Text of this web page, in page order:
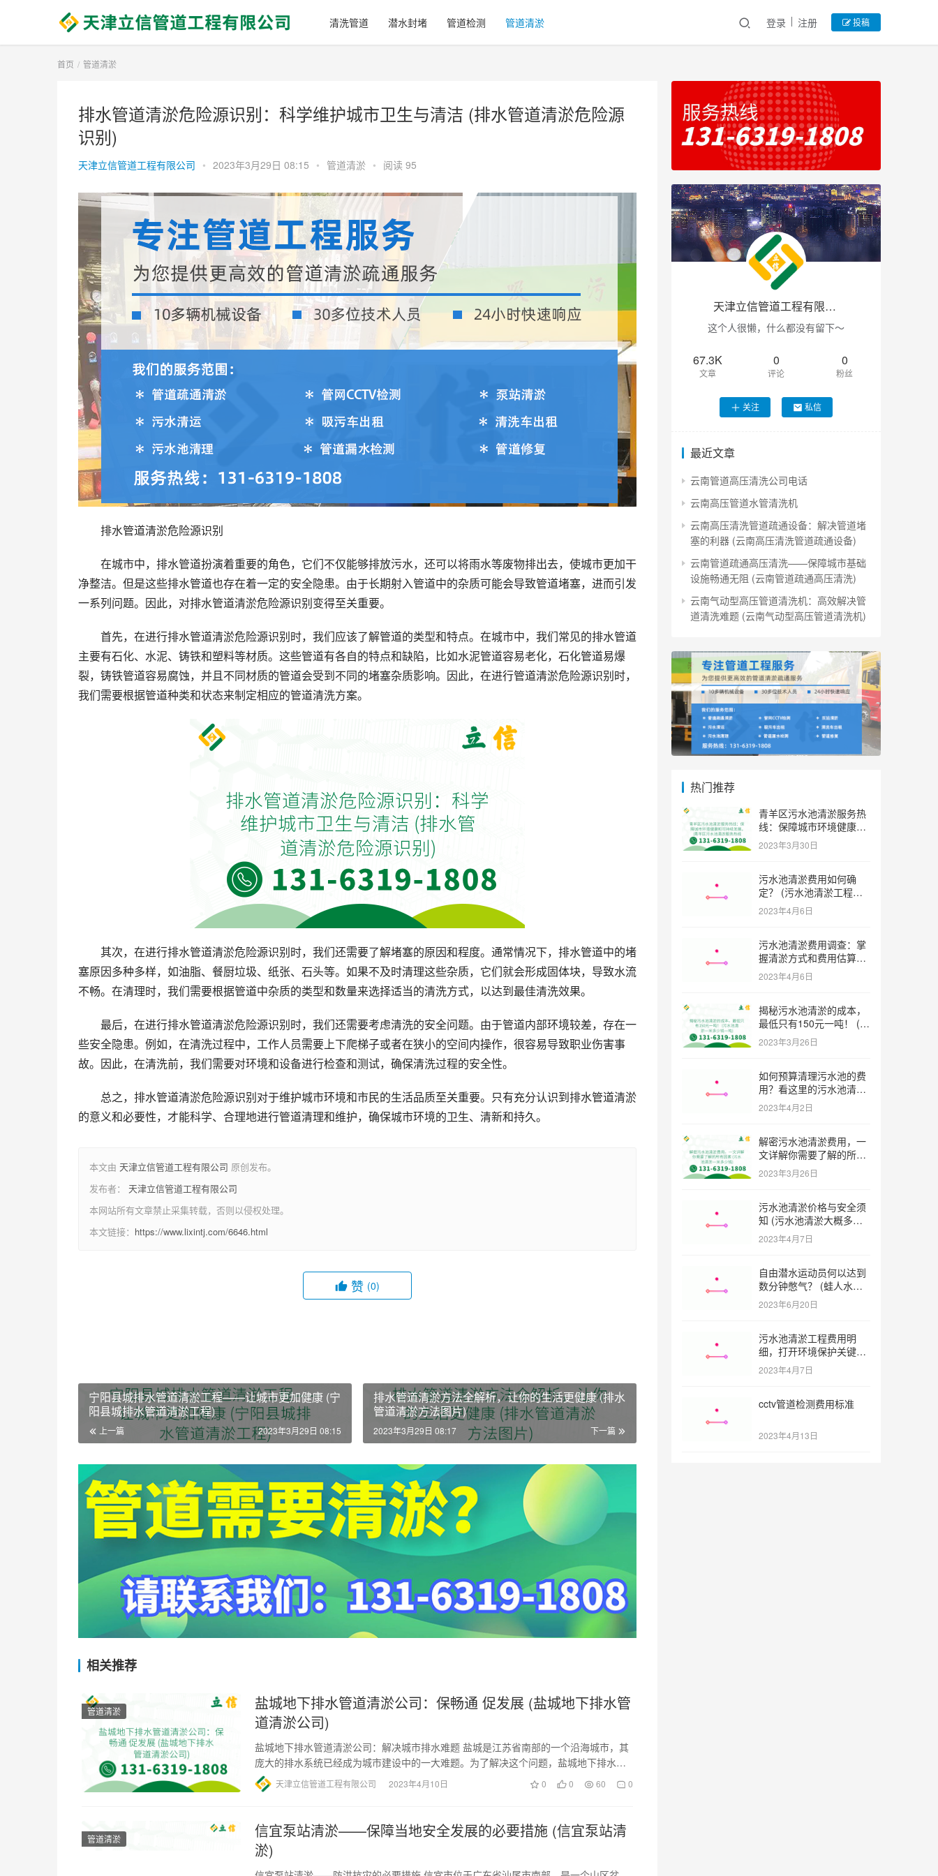
清洗管道 潜水封堵 管道检测 管道清淤 登录 注册 投稿
首页 管道清淤
排水管道清淤危险源识别：科学维护城市卫生与清洁 (排水管道清淤危险源
识别)
天津立信管道工程有限公司 • 2023年3月29日 08:15 • 管道清淤 • 阅读 95
排水管道清淤危险源识别
在城市中，排水管道扮演着重要的角色，它们不仅能够排放污水，还可以将雨水等废物排出去，使城市更加干
净整洁。但是这些排水管道也存在着一定的安全隐患。由于长期射入管道中的杂质可能会导致管道堵塞，进而引发
一系列问题。因此，对排水管道清淤危险源识别变得至关重要。
首先，在进行排水管道清淤危险源识别时，我们应该了解管道的类型和特点。在城市中，我们常见的排水管道
主要有石化、水泥、铸铁和塑料等材质。这些管道有各自的特点和缺陷，比如水泥管道容易老化，石化管道易爆
裂，铸铁管道容易腐蚀，并且不同材质的管道会受到不同的堵塞杂质影响。因此，在进行管道清淤危险源识别时，
我们需要根据管道种类和状态来制定相应的管道清洗方案。
其次，在进行排水管道清淤危险源识别时，我们还需要了解堵塞的原因和程度。通常情况下，排水管道中的堵
塞原因多种多样，如油脂、餐厨垃圾、纸张、石头等。如果不及时清理这些杂质，它们就会形成固体块，导致水流
不畅。在清理时，我们需要根据管道中杂质的类型和数量来选择适当的清洗方式，以达到最佳清洗效果。
最后，在进行排水管道清淤危险源识别时，我们还需要考虑清洗的安全问题。由于管道内部环境较差，存在一
些安全隐患。例如，在清洗过程中，工作人员需要上下爬梯子或者在狭小的空间内操作，很容易导致职业伤害事
故。因此，在清洗前，我们需要对环境和设备进行检查和测试，确保清洗过程的安全性。
总之，排水管道清淤危险源识别对于维护城市环境和市民的生活品质至关重要。只有充分认识到排水管道清淤
的意义和必要性，才能科学、合理地进行管道清理和维护，确保城市环境的卫生、清新和持久。
本文由 天津立信管道工程有限公司 原创发布。
发布者： 天津立信管道工程有限公司
本网站所有文章禁止采集转载，否则以侵权处理。
本文链接： https://www.lixintj.com/6646.html
赞 (0)
宁阳县城排水管道清淤工程——让城市更加健康 (宁
阳县城排水管道清淤工程)
上一篇 2023年3月29日 08:15
排水管道清淤方法全解析，让你的生活更健康 (排水
管道清淤方法图片)
下一篇
2023年3月29日 08:17
相关推荐
管道清淤
盐城地下排水管道清淤公司：保畅通 促发展 (盐城地下排水管
道清淤公司)
盐城地下排水管道清淤公司：解决城市排水难题 盐城是江苏省南部的一个沿海城市，其
庞大的排水系统已经成为城市建设中的一大难题。为了解决这个问题，盐城地下排水管
道清淤公司应运而生。 该公…
天津立信管道工程有限公司 2023年4月10日 0 0 60 0
管道清淤
信宜泵站清淤——保障当地安全发展的必要措施 (信宜泵站清
淤)
天津立信管道工程有限公司
这个人很懒，什么都没有留下～
67.3K
文章
0
评论
0
粉丝
关注 私信
最近文章
云南管道高压清洗公司电话
云南高压管道水管清洗机
云南高压清洗管道疏通设备：解决管道堵
塞的利器 (云南高压清洗管道疏通设备)
云南管道疏通高压清洗——保障城市基础
设施畅通无阻 (云南管道疏通高压清洗)
云南气动型高压管道清洗机：高效解决管
道清洗难题 (云南气动型高压管道清洗机)
热门推荐
青羊区污水池清淤服务热
线：保障城市环境健康和
可持续发展。 (青羊区污
水池清淤服务热线)
2023年3月30日
污水池清淤费用如何确
定？ (污水池清淤工程价
格多少)
2023年4月6日
污水池清淤费用调查：掌
握清淤方式和费用估算技
巧 (污水池清淤多少钱一
方米)
2023年4月6日
揭秘污水池清淤的成本，
最低只有150元一吨！ (污
水池清淤一米多少钱一吨)
2023年3月26日
如何预算清理污水池的费
用？看这里的污水池清淤
工程报价表范本！ (污水
池清淤工程报价表范本)
2023年4月2日
解密污水池清淤费用，一
文详解你需要了解的所有
因素 (污水池清淤一米多
少钱)
2023年3月26日
污水池清淤价格与安全须
知 (污水池清淤大概多少
一方)
2023年4月7日
自由潜水运动员何以达到
数分钟憋气？ (蛙人水下
憋气最长多久)
2023年6月20日
污水池清淤工程费用明
细，打开环境保护关键之
门 (污水池清淤工程报价
明细)
2023年4月7日
cctv管道检测费用标准
2023年4月13日